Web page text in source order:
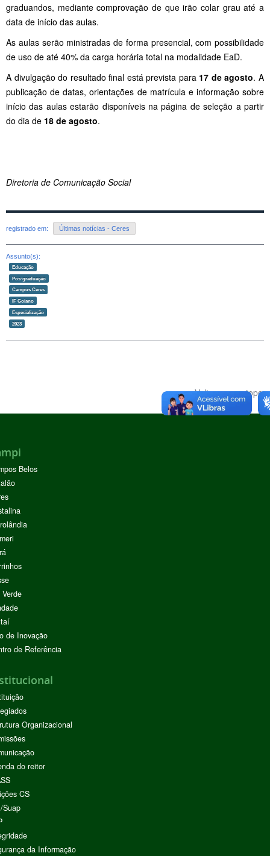
graduandos, mediante comprovação de que irão colar grau até a
data de início das aulas.
As aulas serão ministradas de forma presencial, com possibilidade
de uso de até 40% da carga horária total na modalidade EaD.
A divulgação do resultado final está prevista para 17 de agosto. A
publicação de datas, orientações de matrícula e informação sobre
início das aulas estarão disponíveis na página de seleção a partir
do dia de 18 de agosto.
Diretoria de Comunicação Social
registrado em: Últimas notícias - Ceres
Assunto(s):
Educação
Pós-graduação
Campus Ceres
IF Goiano
Especialização
2023
Voltar para o topo
Belos
de Inovação
de Referência
Organizacional
do reitor
CS
Suap
da Informação